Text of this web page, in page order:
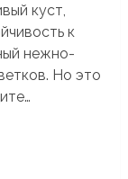
куст,
к
нежно-
Но это